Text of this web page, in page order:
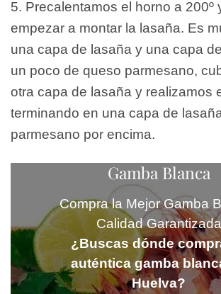
5. Precalentamos el horno a 200º
empezar a montar la lasaña. Es
una capa de lasaña y una capa
un poco de queso parmesano,
otra capa de lasaña y realizamos
terminando en una capa de
parmesano por encima.
Gamba Blanca
Compra la Mejor Gamba
Calidad Garantizada
¿Buscas dónde
auténtica gamba
Huelva?